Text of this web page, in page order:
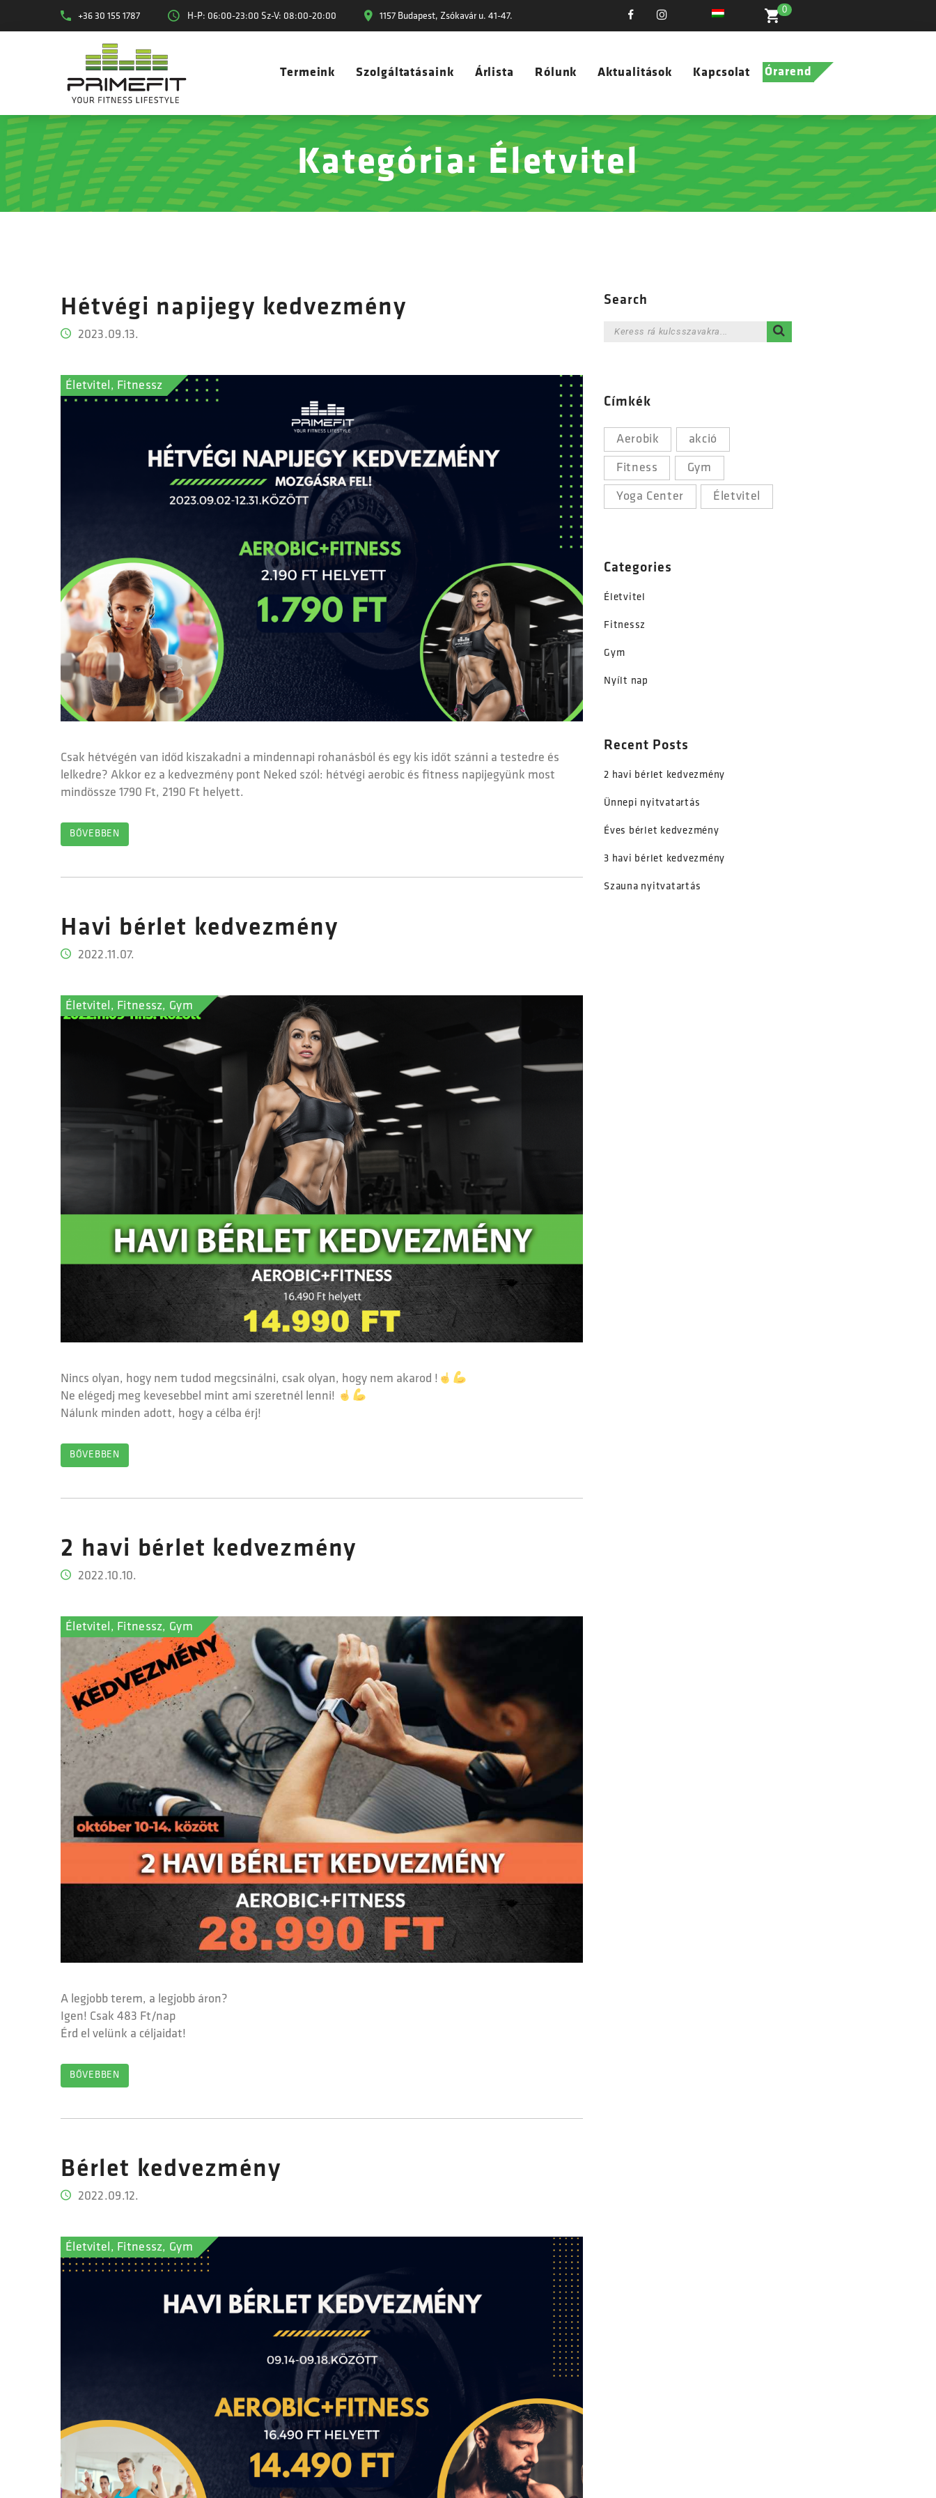
+36 30 155 1787 H-P: 06:00-23:00 Sz-V: 08:00-20:00 1157 Budapest, Zsókavár u. 41-47.
0
Termeink Szolgáltatásaink Árlista Rólunk Aktualitások Kapcsolat Órarend
Kategória: Életvitel
Hétvégi napijegy kedvezmény
2023.09.13.
Életvitel, Fitnessz
Csak hétvégén van időd kiszakadni a mindennapi rohanásból és egy kis időt szánni a testedre és
lelkedre? Akkor ez a kedvezmény pont Neked szól: hétvégi aerobic és fitness napijegyünk most
mindössze 1790 Ft, 2190 Ft helyett.
BŐVEBBEN
Havi bérlet kedvezmény
2022.11.07.
Életvitel, Fitnessz, Gym
Nincs olyan, hogy nem tudod megcsinálni, csak olyan, hogy nem akarod !
Ne elégedj meg kevesebbel mint ami szeretnél lenni!
Nálunk minden adott, hogy a célba érj!
BŐVEBBEN
2 havi bérlet kedvezmény
2022.10.10.
Életvitel, Fitnessz, Gym
A legjobb terem, a legjobb áron?
Igen! Csak 483 Ft/nap
Érd el velünk a céljaidat!
BŐVEBBEN
Bérlet kedvezmény
2022.09.12.
Életvitel, Fitnessz, Gym
Search
Címkék
Aerobik akció
Fitness Gym
Yoga Center Életvitel
Categories
Életvitel
Fitnessz
Gym
Nyílt nap
Recent Posts
2 havi bérlet kedvezmény
Ünnepi nyitvatartás
Éves bérlet kedvezmény
3 havi bérlet kedvezmény
Szauna nyitvatartás